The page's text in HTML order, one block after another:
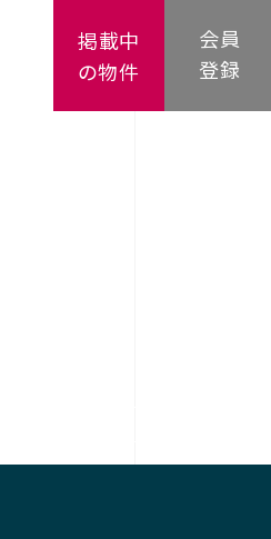
会員
登録
掲載中
の物件